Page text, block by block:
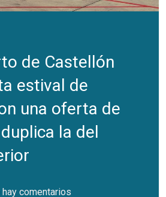
de Castellón
estival de
una oferta de
la del
hay comentarios